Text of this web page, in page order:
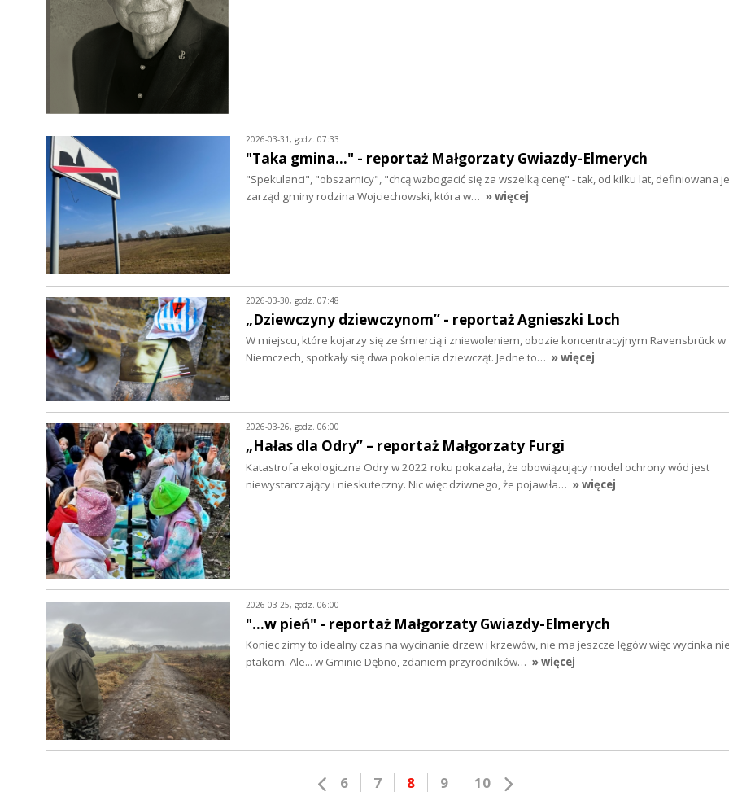
2026-03-31, godz. 07:33
"Taka gmina..." - reportaż Małgorzaty Gwiazdy-Elmerych
"Spekulanci", "obszarnicy", "chcą wzbogacić się za wszelką cenę" - tak, od kilku lat, definiowana
zarząd gminy rodzina Wojciechowski, która w… » więcej
2026-03-30, godz. 07:48
„Dziewczyny dziewczynom” - reportaż Agnieszki Loch
W miejscu, które kojarzy się ze śmiercią i zniewoleniem, obozie koncentracyjnym Ravensbrück w
Niemczech, spotkały się dwa pokolenia dziewcząt. Jedne to… » więcej
2026-03-26, godz. 06:00
„Hałas dla Odry” – reportaż Małgorzaty Furgi
Katastrofa ekologiczna Odry w 2022 roku pokazała, że obowiązujący model ochrony wód jest
niewystarczający i nieskuteczny. Nic więc dziwnego, że pojawiła… » więcej
2026-03-25, godz. 06:00
"...w pień" - reportaż Małgorzaty Gwiazdy-Elmerych
Koniec zimy to idealny czas na wycinanie drzew i krzewów, nie ma jeszcze lęgów więc wycinka
ptakom. Ale... w Gminie Dębno, zdaniem przyrodników… » więcej
6 7 8 9 10